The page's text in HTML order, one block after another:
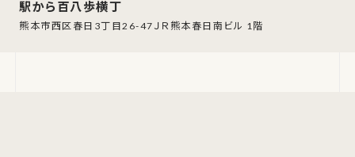
駅から百八歩横丁
熊本市西区春日3丁目26-47ＪＲ熊本春日南ビル 1階